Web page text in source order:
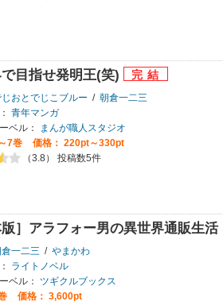
目指せ発明王(笑)
おとでじこブルー / 朝倉一二三
青年マンガ
ベル：
まんが職人スタジオ
7巻
価格： 220pt～330pt
（3.8） 投稿数5件
版］アラフォー男の異世界通販生
一二三 / やまかわ
ライトノベル
ベル：
ツギクルブックス
価格： 3,600pt